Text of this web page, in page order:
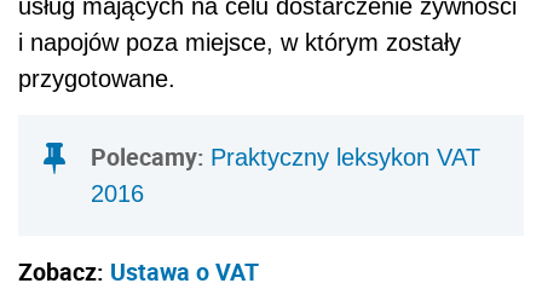
usług mających na celu dostarczenie żywności
i napojów poza miejsce, w którym zostały
przygotowane.
Polecamy: Praktyczny leksykon VAT
2016
Zobacz: Ustawa o VAT